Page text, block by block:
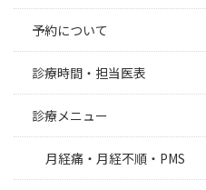
予約について
診療時間・担当医表
診療メニュー
月経痛・月経不順・PMS